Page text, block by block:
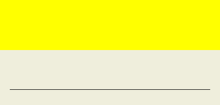
INITIATIVES NUMÉRIQUES
MARKETING DURABLE
ANNONCEZ AVEC NOUS
PROFIL ENTREPRISE
PROFIL CANDIDAT
ANNONCEZ AVEC NOUS
NOS PARCOURS DE FORMATIONS
SERVICE DE CHASSE DE TÊTE